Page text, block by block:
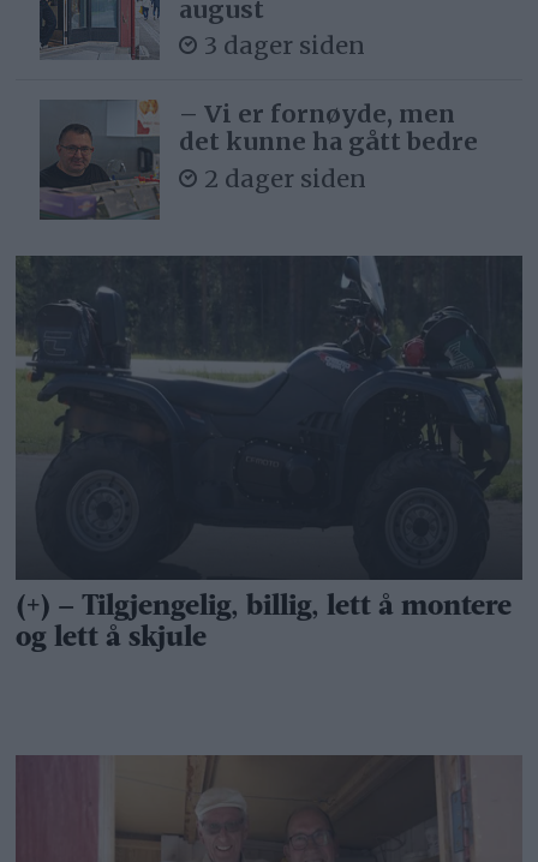
august
3 dager siden
– Vi er fornøyde, men
det kunne ha gått bedre
2 dager siden